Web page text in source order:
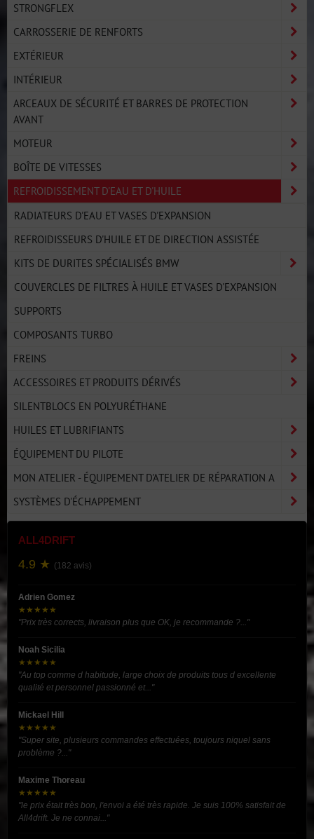
STRONGFLEX
CARROSSERIE DE RENFORTS
EXTÉRIEUR
INTÉRIEUR
ARCEAUX DE SÉCURITÉ ET BARRES DE PROTECTION
AVANT
MOTEUR
BOÎTE DE VITESSES
REFROIDISSEMENT D'EAU ET D'HUILE
RADIATEURS D'EAU ET VASES D'EXPANSION
REFROIDISSEURS D'HUILE ET DE DIRECTION ASSISTÉE
KITS DE DURITES SPÉCIALISÉS BMW
COUVERCLES DE FILTRES À HUILE ET VASES D'EXPANSION
SUPPORTS
COMPOSANTS TURBO
FREINS
ACCESSOIRES ET PRODUITS DÉRIVÉS
SILENTBLOCS EN POLYURÉTHANE
HUILES ET LUBRIFIANTS
ÉQUIPEMENT DU PILOTE
MON ATELIER - ÉQUIPEMENT D'ATELIER DE RÉPARATION A
SYSTÈMES D'ÉCHAPPEMENT
ALL4DRIFT
4.9 ★ (182 avis)
Adrien Gomez
★★★★★
"Prix très corrects, livraison plus que OK, je recommande ?..."
Noah Sicilia
★★★★★
"Au top comme d habitude, large choix de produits tous d excellente
qualité et personnel passionné et..."
Mickael Hill
★★★★★
"Super site, plusieurs commandes effectuées, toujours niquel sans
problème ?..."
Maxime Thoreau
★★★★★
"le prix était très bon, l'envoi a été très rapide. Je suis 100% satisfait de
All4drift. Je ne connai..."